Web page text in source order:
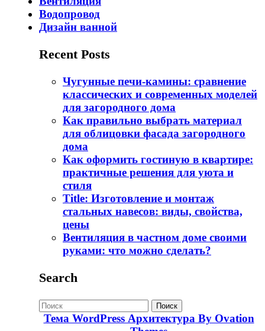
Водопровод
Дизайн ванной
Recent Posts
Чугунные печи-камины: сравнение
классических и современных моделей
для загородного дома
Как правильно выбрать материал
для облицовки фасада загородного
дома
Как оформить гостиную в квартире:
практичные решения для уюта и
стиля
Title: Изготовление и монтаж
стальных навесов: виды, свойства,
цены
Вентиляция в частном доме своими
руками: что можно сделать?
Search
Поиск
Тема WordPress Архитектура By Ovation